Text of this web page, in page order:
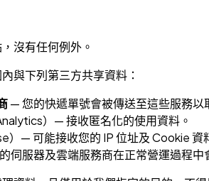
沒有任何例外。
與下列第三方共享資料：
— 您的快遞單號會被傳送至這些服務
）— 接收匿名化的使用資料。
）— 可能接收您的 IP 位址及 Cookie 資
伺服器及雲端服務商在正常營運過程中